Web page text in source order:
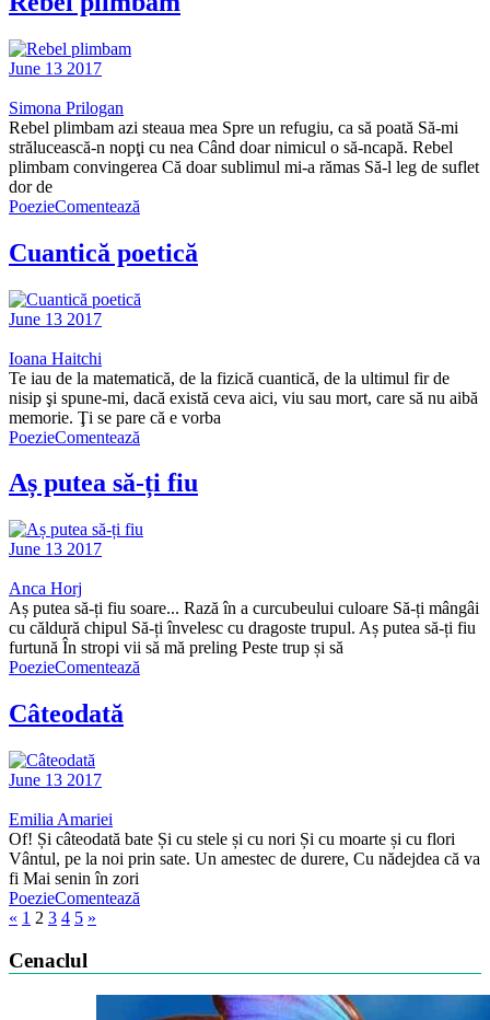
June 13 2017
Simona Prilogan
Rebel plimbam azi steaua mea Spre un refugiu, ca să poată Să-mi
strălucească-n nopţi cu nea Când doar nimicul o să-ncapă. Rebel
plimbam convingerea Că doar sublimul mi-a rămas Să-l leg de suflet
dor de
PoezieComentează
Cuantică poetică
June 13 2017
Ioana Haitchi
Te iau de la matematică, de la fizică cuantică, de la ultimul fir de
nisip şi spune-mi, dacă există ceva aici, viu sau mort, care să nu aibă
memorie. Ţi se pare că e vorba
PoezieComentează
Aș putea să-ți fiu
June 13 2017
Anca Horj
Aș putea să-ți fiu soare... Rază în a curcubeului culoare Să-ți mângâi
cu căldură chipul Să-ți învelesc cu dragoste trupul. Aș putea să-ți fiu
furtună În stropi vii să mă preling Peste trup și să
PoezieComentează
Câteodată
June 13 2017
Emilia Amariei
Of! Și câteodată bate Și cu stele și cu nori Și cu moarte și cu flori
Vântul, pe la noi prin sate. Un amestec de durere, Cu nădejdea că va
fi Mai senin în zori
PoezieComentează
« 1 2 3 4 5 »
Cenaclul